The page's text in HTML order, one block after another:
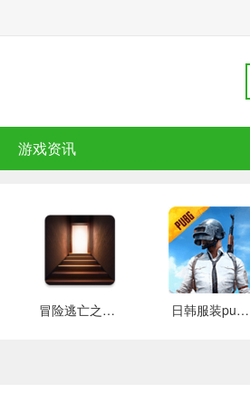
游戏资讯
冒险逃亡之谜 推荐 日韩服装pubg 好玩的